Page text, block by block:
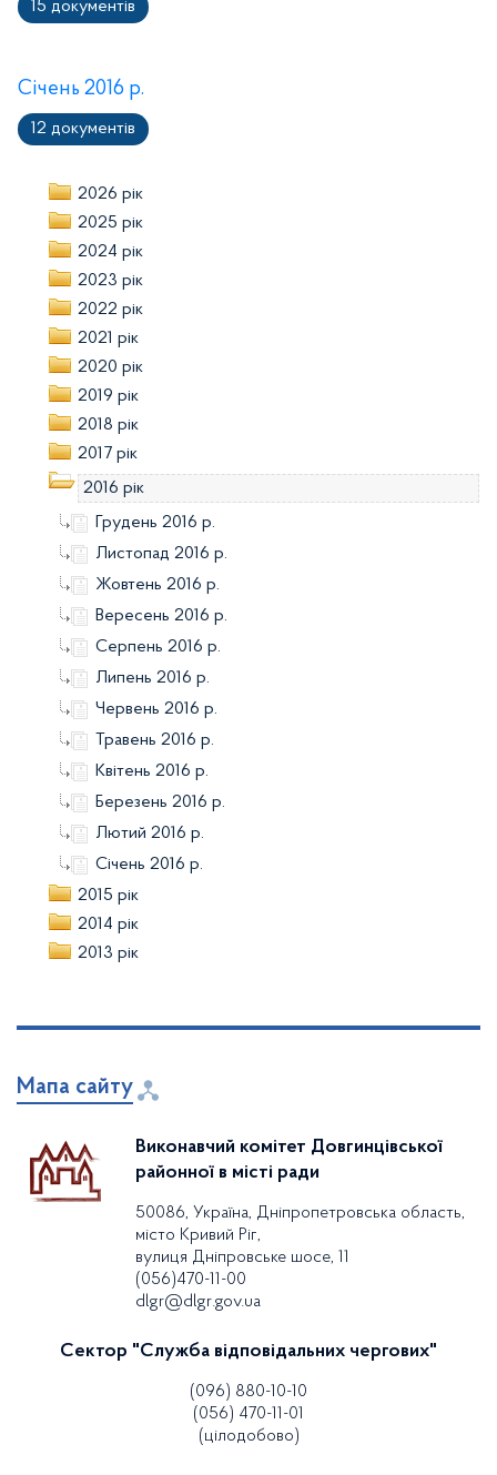
15 документів
Січень 2016 р.
12 документів
2026 рік
2025 рік
2024 рік
2023 рік
2022 рік
2021 рік
2020 рік
2019 рік
2018 рік
2017 рік
2016 рік
Грудень 2016 р.
Листопад 2016 р.
Жовтень 2016 р.
Вересень 2016 р.
Серпень 2016 р.
Липень 2016 р.
Червень 2016 р.
Травень 2016 р.
Квітень 2016 р.
Березень 2016 р.
Лютий 2016 р.
Січень 2016 р.
2015 рік
2014 рік
2013 рік
Мапа сайту
Виконавчий комітет Довгинцівської
районної в місті ради
50086, Україна, Дніпропетровська область,
місто Кривий Ріг,
вулиця Дніпровське шосе, 11
(056)470-11-00
dlgr@dlgr.gov.ua
Сектор "Служба відповідальних чергових"
(096) 880-10-10
(056) 470-11-01
(цілодобово)